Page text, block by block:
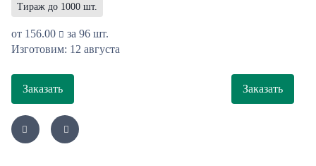
Тираж до 1000 шт.
от 156.00
за 96 шт.
Изготовим: 12 августа
Заказать Заказать